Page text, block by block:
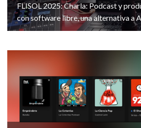
FLISOL 2025: Charla: Podcast y
con software libre, una alternativa a